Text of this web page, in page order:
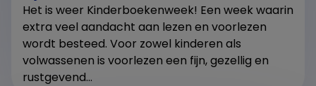
Het is weer Kinderboekenweek! Een week waarin
extra veel aandacht aan lezen en voorlezen
wordt besteed. Voor zowel kinderen als
volwassenen is voorlezen een fijn, gezellig en
rustgevend...